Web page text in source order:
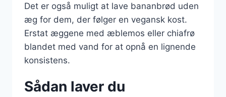
Det er også muligt at lave bananbrød uden
æg for dem, der følger en vegansk kost.
Erstat æggene med æblemos eller chiafrø
blandet med vand for at opnå en lignende
konsistens.
Sådan laver du